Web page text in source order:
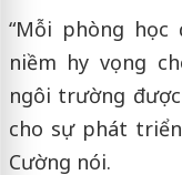
“Mỗi phòng
niềm hy vọng
ngôi trường
cho sự phát
Cường nói.